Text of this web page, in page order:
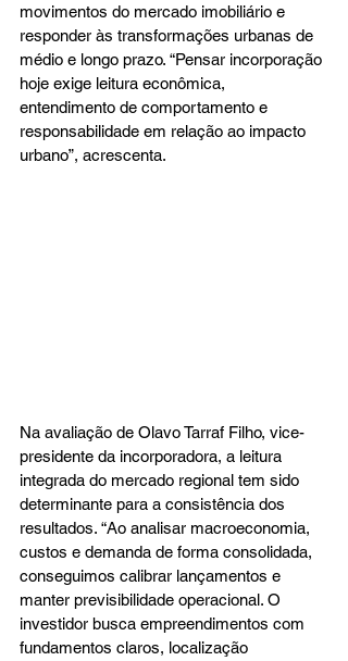
movimentos do mercado imobiliário e
responder às transformações urbanas de
médio e longo prazo. “Pensar incorporação
hoje exige leitura econômica,
entendimento de comportamento e
responsabilidade em relação ao impacto
urbano”, acrescenta.
Na avaliação de Olavo Tarraf Filho, vice-
presidente da incorporadora, a leitura
integrada do mercado regional tem sido
determinante para a consistência dos
resultados. “Ao analisar macroeconomia,
custos e demanda de forma consolidada,
conseguimos calibrar lançamentos e
manter previsibilidade operacional. O
investidor busca empreendimentos com
fundamentos claros, localização